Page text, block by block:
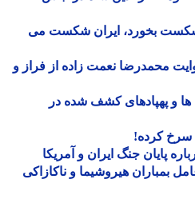
بخورد، ایران شکست می
نعمت زاده از فراز و
و پهپادهای کشف شده در
کرده!
جنگ ایران و آمریکا
هیروشیما و ناکازاکی